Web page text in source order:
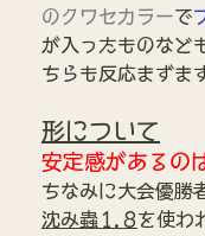
のクワセカラーで
が入ったものなど
ちらも反応まずま
形について
安定感があるの
ちなみに大会優勝
沈み蟲1.8を使わ